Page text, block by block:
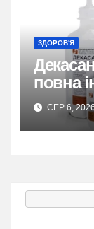
ЗДОРОВ'Я
повна
СЕР 6,